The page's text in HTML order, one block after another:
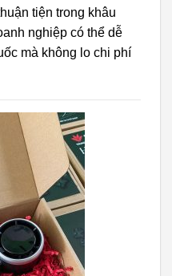
tiện trong khâu
nghiệp có thể dễ
mà không lo chi phí